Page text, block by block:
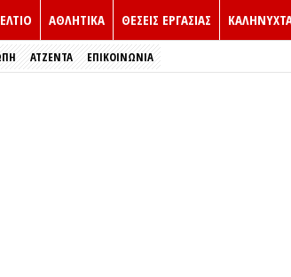
ΑΘΛΗΤΙΚΑ ΘΕΣΕΙΣ ΕΡΓΑΣΙΑΣ
ΑΤΖΕΝΤΑ ΕΠΙΚΟΙΝΩΝΙΑ